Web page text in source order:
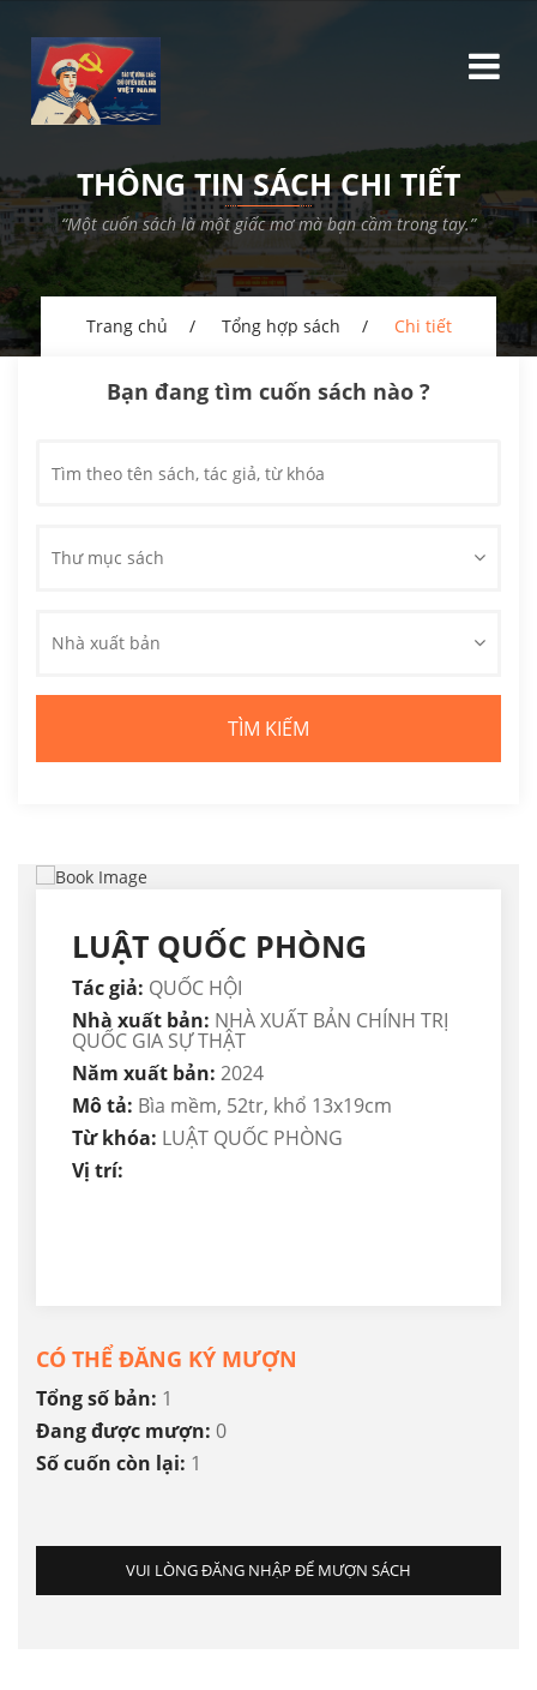
THÔNG TIN SÁCH CHI TIẾT
“Một cuốn sách là một giấc mơ mà bạn cầm trong tay.”
Trang chủ Tổng hợp sách Chi tiết
Bạn đang tìm cuốn sách nào ?
Thư mục sách
Nhà xuất bản
LUẬT QUỐC PHÒNG
Tác giả: QUỐC HỘI
Nhà xuất bản: NHÀ XUẤT BẢN CHÍNH TRỊ
QUỐC GIA SỰ THẬT
Năm xuất bản: 2024
Mô tả: Bìa mềm, 52tr, khổ 13x19cm
Từ khóa: LUẬT QUỐC PHÒNG
Vị trí:
CÓ THỂ ĐĂNG KÝ MƯỢN
Tổng số bản: 1
Đang được mượn: 0
Số cuốn còn lại: 1
VUI LÒNG ĐĂNG NHẬP ĐỂ MƯỢN SÁCH